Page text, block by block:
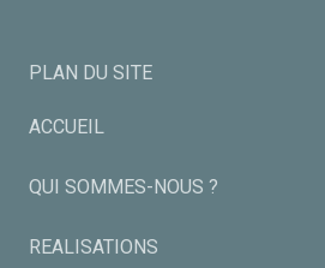
PLAN DU SITE
ACCUEIL
QUI SOMMES-NOUS ?
REALISATIONS